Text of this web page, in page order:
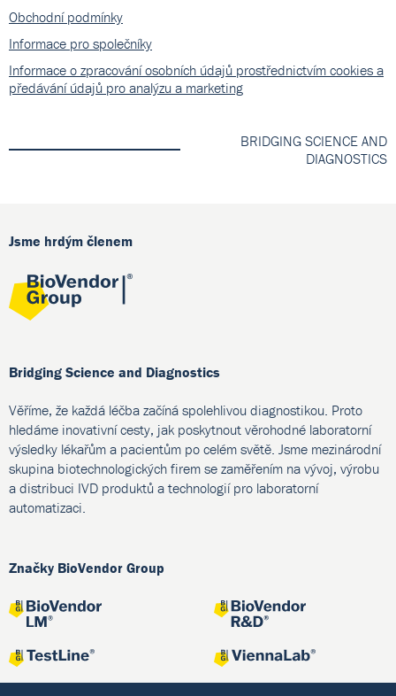
Obchodní podmínky
Informace pro společníky
Informace o zpracování osobních údajů prostřednictvím cookies a
předávání údajů pro analýzu a marketing
BRIDGING SCIENCE AND
DIAGNOSTICS
Jsme hrdým členem
Bridging Science and Diagnostics
Věříme, že každá léčba začíná spolehlivou diagnostikou. Proto
hledáme inovativní cesty, jak poskytnout věrohodné laboratorní
výsledky lékařům a pacientům po celém světě. Jsme mezinárodní
skupina biotechnologických firem se zaměřením na vývoj, výrobu
a distribuci IVD produktů a technologií pro laboratorní
automatizaci.
Značky BioVendor Group